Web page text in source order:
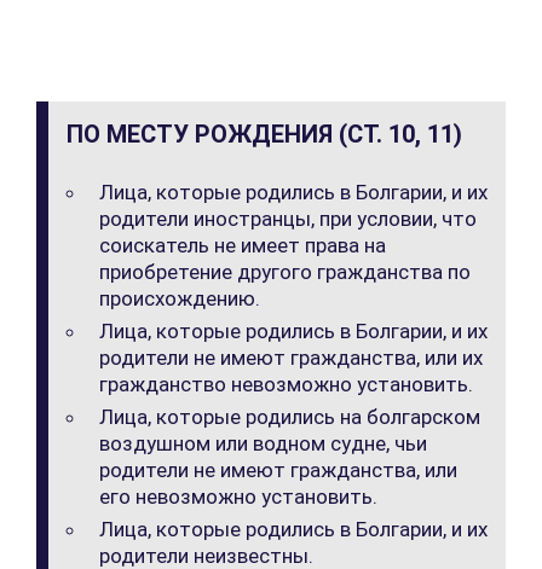
ПО МЕСТУ РОЖДЕНИЯ (СТ. 10, 11)
Лица, которые родились в Болгарии, и их
родители иностранцы, при условии, что
соискатель не имеет права на
приобретение другого гражданства по
происхождению.
Лица, которые родились в Болгарии, и их
родители не имеют гражданства, или их
гражданство невозможно установить.
Лица, которые родились на болгарском
воздушном или водном судне, чьи
родители не имеют гражданства, или
его невозможно установить.
Лица, которые родились в Болгарии, и их
родители неизвестны.